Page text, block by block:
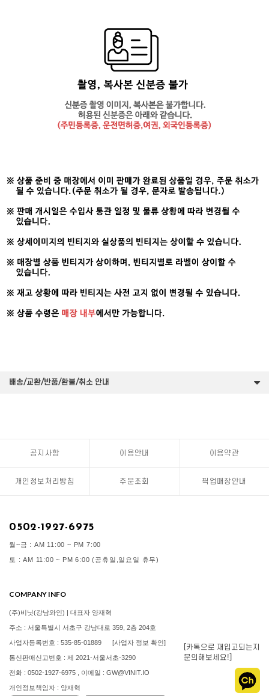
배송/교환/반품/환불/취소 안내
공지사항 이용안내 이용약관
개인정보처리방침 주문조회 픽업매장안내
0502-1927-6975
월~금 : AM 11:00 ~ PM 7:00
토 : AM 11:00 ~ PM 6:00 (공휴일,일요일 휴무)
COMPANY INFO
(주)비닛(강남와인) | 대표자 양재혁
주소 : 서울특별시 서초구 강남대로 359, 2층 204호
사업자등록번호 : 535-85-01889 [사업자 정보 확인]
통신판매신고번호 : 제 2021-서울서초-3290
전화 : 0502-1927-6975 , 이메일 : GW@VINIT.IO
개인정보책임자 : 양재혁
[카톡으로 재입고되는지
문의해보세요!]